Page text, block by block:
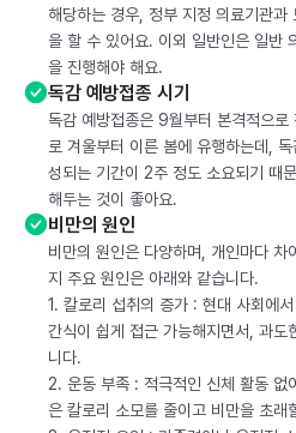
해당하는 경우, 정부 지정 의료기관
을 할 수 있어요. 이외 일반인은 일반
을 진행해야 해요.
독감 예방접종 시기
독감 예방접종은 9월부터 본격적으
로 겨울부터 이른 봄에 유행하는데,
성되는 기간이 2주 정도 소요되기 때
해두는 것이 좋아요.
비만의 원인
비만의 원인은 다양하며, 개인마다
지 주요 원인은 아래와 같습니다.
1. 칼로리 섭취의 증가 : 현대 사회에
간식이 쉽게 접근 가능해지면서, 과도
니다.
2. 운동 부족 : 적극적인 신체 활동 없
은 칼로리 소모를 줄이고 비만을 초래